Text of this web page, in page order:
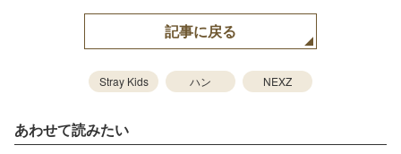
記事に戻る
Stray Kids ハン NEXZ
あわせて読みたい